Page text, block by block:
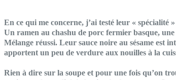
En ce qui me concerne, j’ai testé leur « spécialité
Un ramen au chashu de porc fermier basque,
Mélange réussi. Leur sauce noire au sésame est
apportent un peu de verdure aux nouilles à la
Rien à dire sur la soupe et pour une fois qu’on